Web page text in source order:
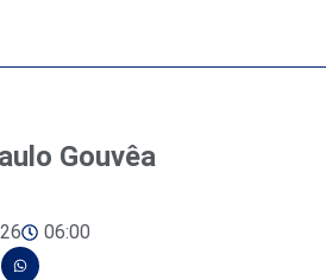
Gouvêa
06:00